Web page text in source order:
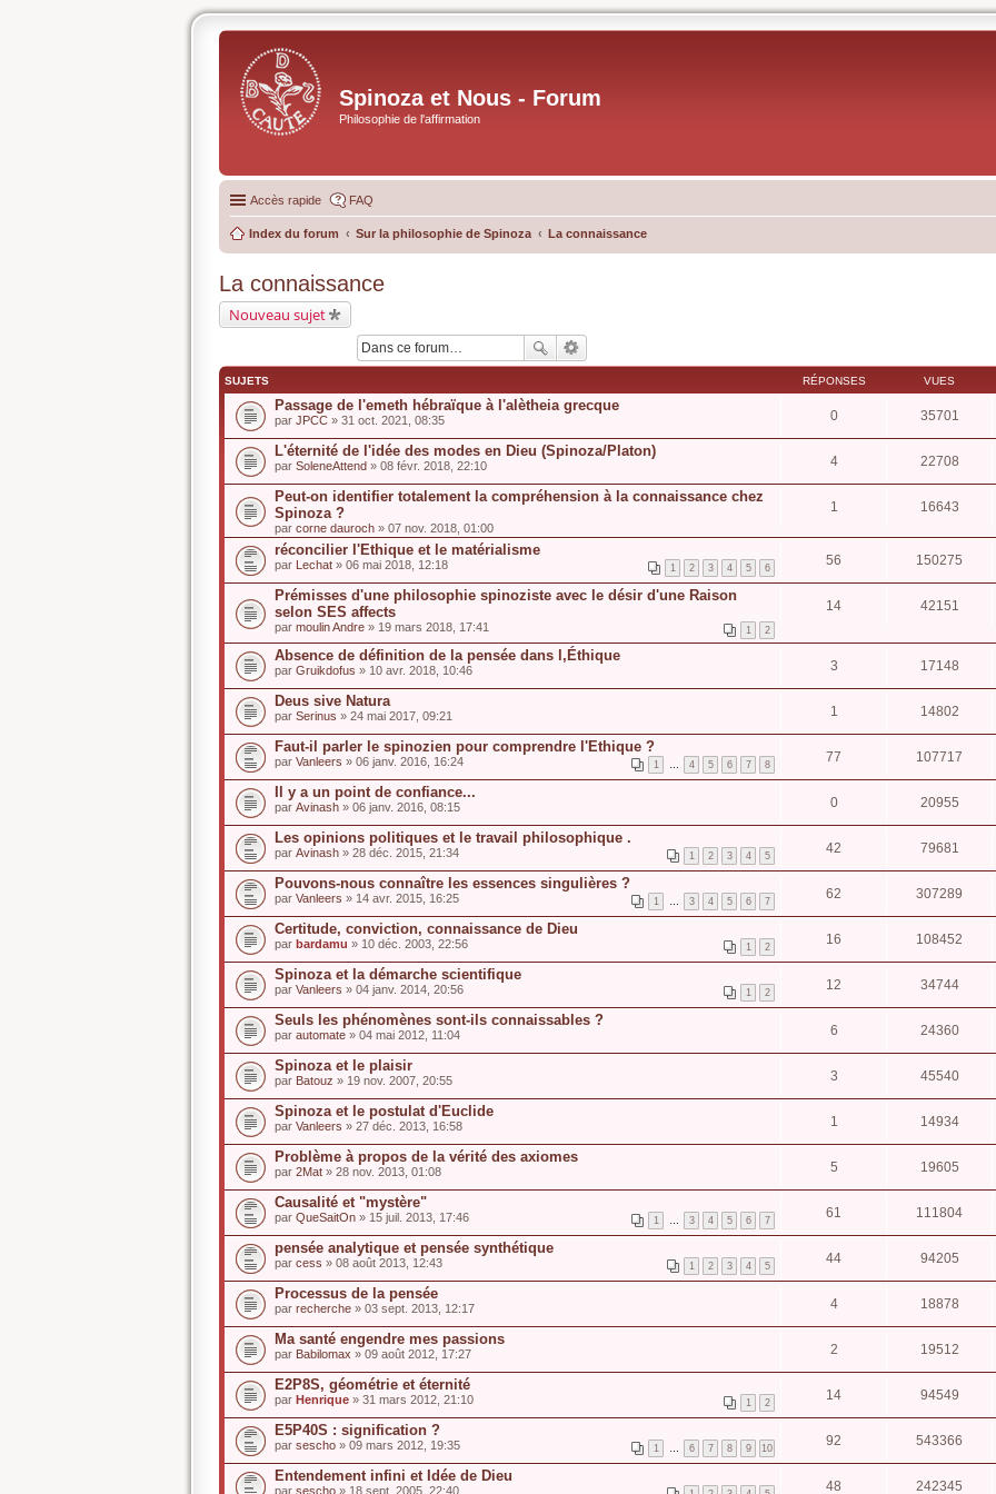
Spinoza et Nous - Forum
Philosophie de l'affirmation
Accès rapide FAQ
Index du forum Sur la philosophie de Spinoza La connaissance
La connaissance
Nouveau sujet
SUJETS RÉPONSES VUES
Passage de l'emeth hébraïque à l'alètheia grecque
par JPCC » 31 oct. 2021, 08:35 0 35701
L'éternité de l'idée des modes en Dieu (Spinoza/Platon)
par SoleneAttend » 08 févr. 2018, 22:10 4 22708
Peut-on identifier totalement la compréhension à la connaissance chez
Spinoza ?
par corne dauroch » 07 nov. 2018, 01:00
1 16643
réconcilier l'Ethique et le matérialisme
1 2 3 4 5 6
par Lechat » 06 mai 2018, 12:18 56 150275
Prémisses d'une philosophie spinoziste avec le désir d'une Raison
selon SES affects
1 2
par moulin Andre » 19 mars 2018, 17:41
14 42151
Absence de définition de la pensée dans l,Éthique
par Gruikdofus » 10 avr. 2018, 10:46 3 17148
Deus sive Natura
par Serinus » 24 mai 2017, 09:21 1 14802
Faut-il parler le spinozien pour comprendre l'Ethique ?
1 … 4 5 6 7 8
par Vanleers » 06 janv. 2016, 16:24 77 107717
Il y a un point de confiance...
par Avinash » 06 janv. 2016, 08:15 0 20955
Les opinions politiques et le travail philosophique .
1 2 3 4 5
par Avinash » 28 déc. 2015, 21:34 42 79681
Pouvons-nous connaître les essences singulières ?
1 … 3 4 5 6 7
par Vanleers » 14 avr. 2015, 16:25 62 307289
Certitude, conviction, connaissance de Dieu
1 2
par bardamu » 10 déc. 2003, 22:56 16 108452
Spinoza et la démarche scientifique
1 2
par Vanleers » 04 janv. 2014, 20:56 12 34744
Seuls les phénomènes sont-ils connaissables ?
par automate » 04 mai 2012, 11:04 6 24360
Spinoza et le plaisir
par Batouz » 19 nov. 2007, 20:55 3 45540
Spinoza et le postulat d'Euclide
par Vanleers » 27 déc. 2013, 16:58 1 14934
Problème à propos de la vérité des axiomes
par 2Mat » 28 nov. 2013, 01:08 5 19605
Causalité et "mystère"
1 … 3 4 5 6 7
par QueSaitOn » 15 juil. 2013, 17:46 61 111804
pensée analytique et pensée synthétique
1 2 3 4 5
par cess » 08 août 2013, 12:43 44 94205
Processus de la pensée
par recherche » 03 sept. 2013, 12:17 4 18878
Ma santé engendre mes passions
par Babilomax » 09 août 2012, 17:27 2 19512
E2P8S, géométrie et éternité
1 2
par Henrique » 31 mars 2012, 21:10 14 94549
E5P40S : signification ?
1 … 6 7 8 9 10
par sescho » 09 mars 2012, 19:35 92 543366
Entendement infini et Idée de Dieu
par sescho » 18 sept. 2005, 22:40 48 242345